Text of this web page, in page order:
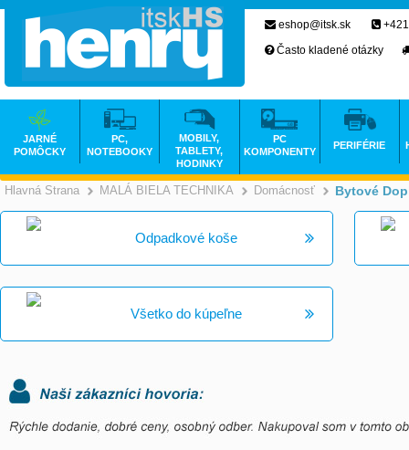
Hlavná Strana >
MALÁ BIELA TECHNIKA >
Domácnosť Bytové
Odpadkové koše
Všetko do kúpeľne
eshop@itsk.sk
Často kladené otázky
JARNÉ
POMÔCKY
PC,
NOTEBOOKY
MOBILY,
TABLETY,
HODINKY
PC
KOMPONENTY
PERIFÉRIE